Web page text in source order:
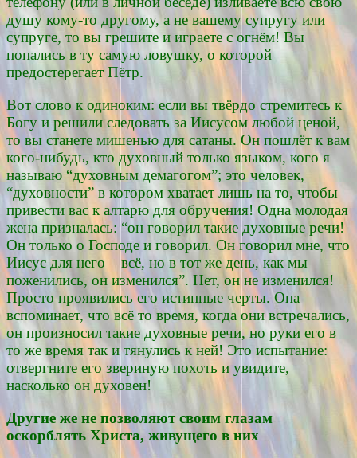
душу кому-то другому, а не вашему супругу или
супруге, то вы грешите и играете с огнём! Вы
попались в ту самую ловушку, о которой
предостерегает Пётр.
Вот слово к одиноким: если вы твёрдо стремитесь к
Богу и решили следовать за Иисусом любой ценой,
то вы станете мишенью для сатаны. Он пошлёт к вам
кого-нибудь, кто духовный только языком, кого я
называю “духовным демагогом”; это человек,
“духовности” в котором хватает лишь на то, чтобы
привести вас к алтарю для обручения! Одна молодая
жена призналась: “он говорил такие духовные речи!
Он только о Господе и говорил. Он говорил мне, что
Иисус для него – всё, но в тот же день, как мы
поженились, он изменился”. Нет, он не изменился!
Просто проявились его истинные черты. Она
вспоминает, что всё то время, когда они встречались,
он произносил такие духовные речи, но руки его в
то же время так и тянулись к ней! Это испытание:
отвергните его звериную похоть и увидите,
насколько он духовен!
Другие же не позволяют своим глазам
оскорблять Христа, живущего в них